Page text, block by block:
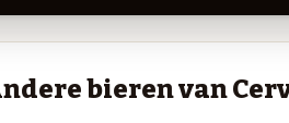
bieren van